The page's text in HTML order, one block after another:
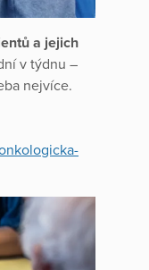
a jejich
v týdnu –
nejvíce.